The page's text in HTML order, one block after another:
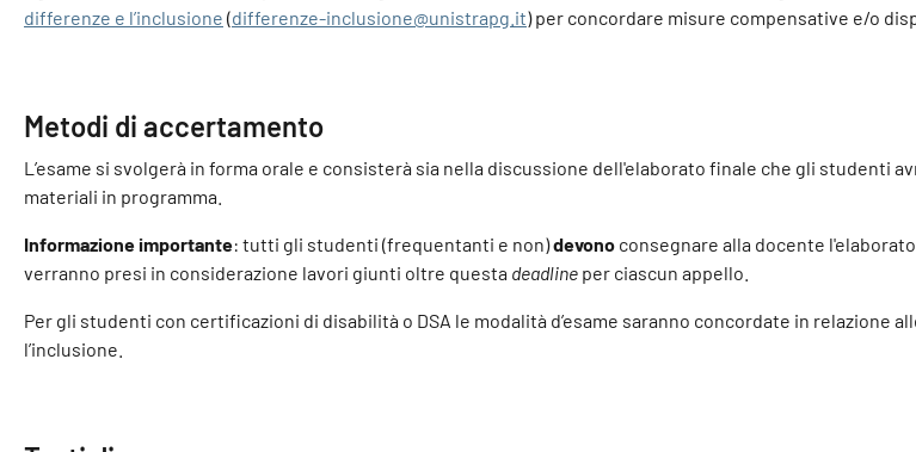
differenze e l’inclusione (differenze-inclusione@unistrapg.it) per concordare misure compensative e/o
Metodi di accertamento
L’esame si svolgerà in forma orale e consisterà sia nella discussione dell'elaborato finale che gli
materiali in programma.
Informazione importante: tutti gli studenti (frequentanti e non)devono consegnare alla docente
verranno presi in considerazione lavori giunti oltre questa deadline per ciascun appello.
Per gli studenti con certificazioni di disabilità o DSA le modalità d’esame saranno concordate in
l’inclusione.